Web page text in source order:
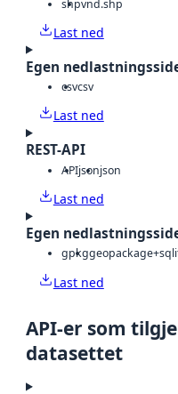
shpvnd.shp
Last ned
Egen
csvcsv
Last ned
REST-API
APIjsonjson
Last ned
Egen
gpkg
Last ned
API-er som
datasettet